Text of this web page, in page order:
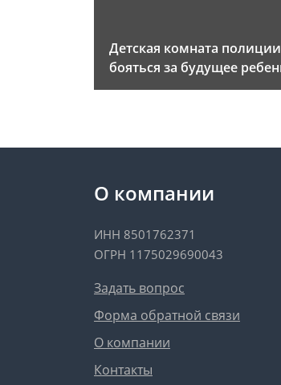
Детская комната
бояться за будущее
О компании
ИНН 8501762371
ОГРН 1175029690043
Задать вопрос
Форма обратной связи
О компании
Контакты